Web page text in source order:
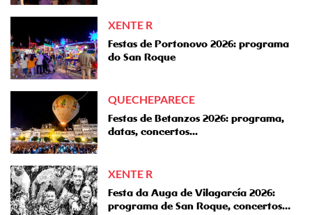
XENTE R
Festas de Portonovo 2026: programa
do San Roque
QUECHEPARECE
Festas de Betanzos 2026: programa,
datas, concertos...
XENTE R
Festa da Auga de Vilagarcía 2026:
programa de San Roque, concertos…